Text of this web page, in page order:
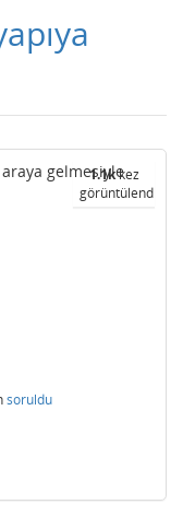
1.1kkez
görüntülendi
gelmesiyle
soruldu